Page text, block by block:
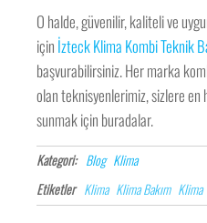
O halde, güvenilir, kaliteli ve
için İzteck Klima Kombi Teknik
başvurabilirsiniz. Her marka
olan teknisyenlerimiz, sizlere en
sunmak için buradalar.
Kategori: Blog Klima
Etiketler Klima Klima Bakım Klima